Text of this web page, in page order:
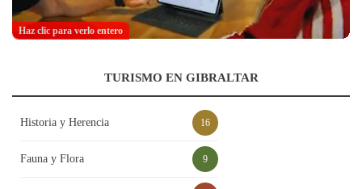
Haz clic para verlo entero
TURISMO EN GIBRALTAR
Historia y Herencia 16
Fauna y Flora 9